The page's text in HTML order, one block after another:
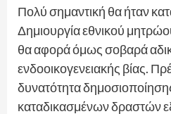
Πολύ σημαντική θα ήταν
Δημιουργία εθνικού
θα αφορά όμως σοβαρά
ενδοοικογενειακής βίας.
δυνατότητα
καταδικασμένων δραστών